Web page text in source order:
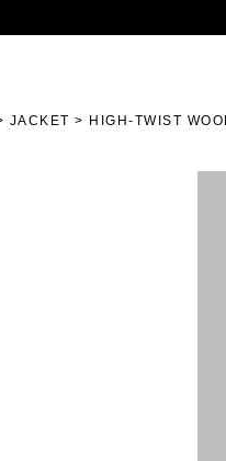
JACKET HIGH-TWIST